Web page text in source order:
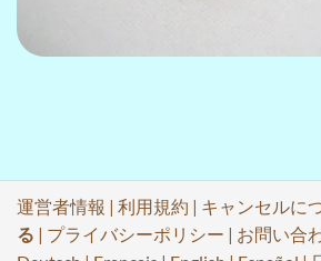
運営者情報 | 利用規約 | キャンセルに
る | プライバシーポリシー | お問い合